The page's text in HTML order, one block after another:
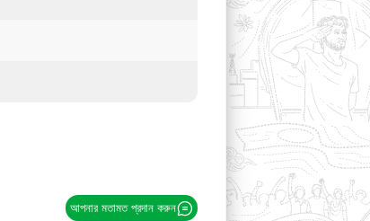
আপনার মতামত প্রদান করুন